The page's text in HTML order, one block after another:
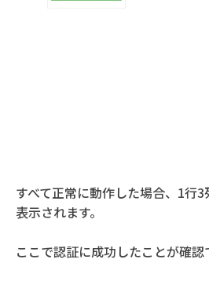
すべて正常に動作した場合、1行
表示されます。
ここで認証に成功したことが確認